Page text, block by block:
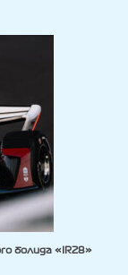
болида «IR28»